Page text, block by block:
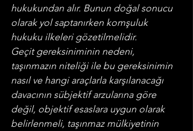
hukukundan alır. Bunun doğal sonucu
olarak yol saptanırken komşuluk
hukuku ilkeleri gözetilmelidir.
Geçit gereksiniminin nedeni,
taşınmazın niteliği ile bu gereksinimin
nasıl ve hangi araçlarla karşılanacağı
davacının sübjektif arzularına göre
değil, objektif esaslara uygun olarak
belirlenmeli, taşınmaz mülkiyetinin